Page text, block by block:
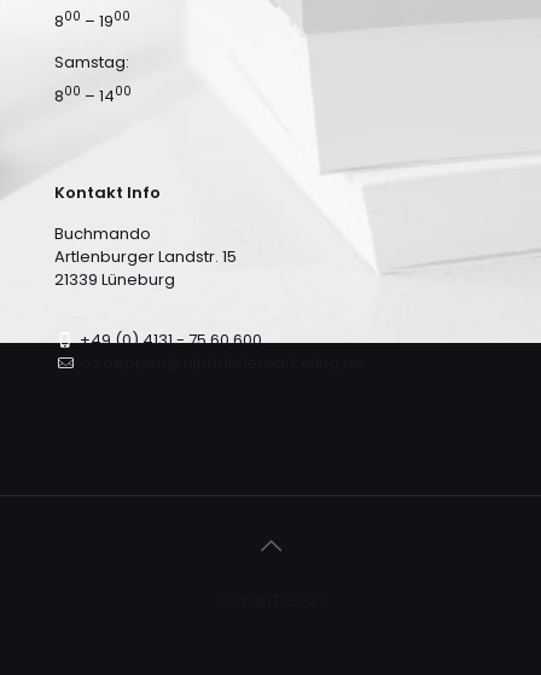
800 – 1900
Samstag:
800 – 1400
Kontakt Info
Buchmando
Artlenburger Landstr. 15
21339 Lüneburg
+49 (0) 4131 - 75 60 600